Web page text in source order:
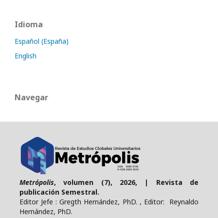
Idioma
Español (España)
English
Navegar
Metrópolis, volumen (7), 2026, | Revista de
publicación Semestral.
Editor Jefe : Gregth Hernández, PhD. , Editor: Reynaldo
Hernández, PhD.